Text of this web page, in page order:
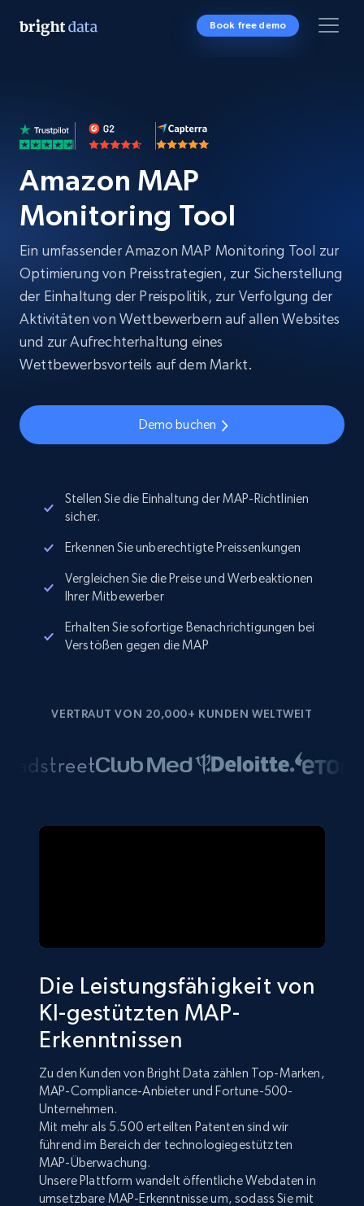
Book free demo
Amazon MAP
Monitoring Tool
Ein umfassender Amazon MAP Monitoring Tool zur
Optimierung von Preisstrategien, zur Sicherstellung
der Einhaltung der Preispolitik, zur Verfolgung der
Aktivitäten von Wettbewerbern auf allen Websites
und zur Aufrechterhaltung eines
Wettbewerbsvorteils auf dem Markt.
Demo buchen
Stellen Sie die Einhaltung der MAP-Richtlinien
sicher.
Erkennen Sie unberechtigte Preissenkungen
Vergleichen Sie die Preise und Werbeaktionen
Ihrer Mitbewerber
Erhalten Sie sofortige Benachrichtigungen bei
Verstößen gegen die MAP
VERTRAUT VON 20,000+ KUNDEN WELTWEIT
Die Leistungsfähigkeit von
KI-gestützten MAP-
Erkenntnissen
Zu den Kunden von Bright Data zählen Top-Marken,
MAP-Compliance-Anbieter und Fortune-500-
Unternehmen.
Mit mehr als 5.500 erteilten Patenten sind wir
führend im Bereich der technologiegestützten
MAP-Überwachung.
Unsere Plattform wandelt öffentliche Webdaten in
umsetzbare MAP-Erkenntnisse um, sodass Sie mit